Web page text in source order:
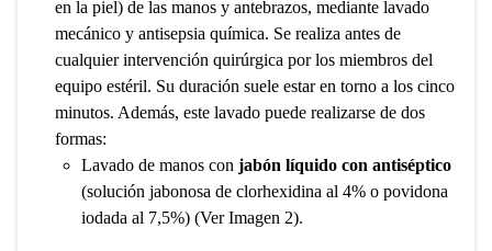
en la piel) de las manos y antebrazos, mediante lavado
mecánico y antisepsia química. Se realiza antes de
cualquier intervención quirúrgica por los miembros del
equipo estéril. Su duración suele estar en torno a los cinco
minutos. Además, este lavado puede realizarse de dos
formas:
Lavado de manos con jabón líquido con antiséptico
(solución jabonosa de clorhexidina al 4% o povidona
iodada al 7,5%) (Ver Imagen 2).